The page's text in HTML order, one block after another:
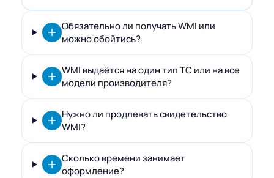
Обязательно ли получать WMI или
можно обойтись?
WMI выдаётся на один тип ТС или на все
модели производителя?
Нужно ли продлевать свидетельство
WMI?
Сколько времени занимает
оформление?